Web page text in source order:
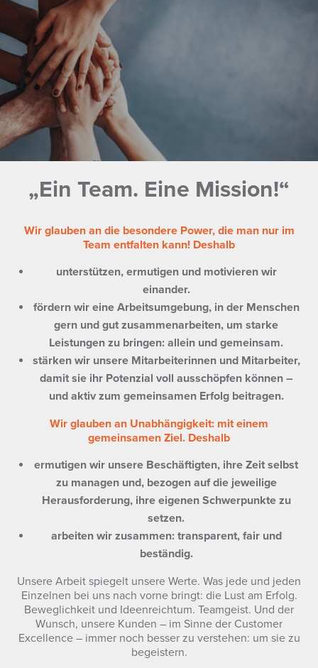
„Ein Team. Eine Mission!“
Wir glauben an die besondere Power, die man nur im
Team entfalten kann! Deshalb
unterstützen, ermutigen und motivieren wir
einander.
fördern wir eine Arbeitsumgebung, in der Menschen
gern und gut zusammenarbeiten, um starke
Leistungen zu bringen: allein und gemeinsam.
stärken wir unsere Mitarbeiterinnen und Mitarbeiter,
damit sie ihr Potenzial voll ausschöpfen können –
und aktiv zum gemeinsamen Erfolg beitragen.
Wir glauben an Unabhängigkeit: mit einem
gemeinsamen Ziel. Deshalb
ermutigen wir unsere Beschäftigten, ihre Zeit selbst
zu managen und, bezogen auf die jeweilige
Herausforderung, ihre eigenen Schwerpunkte zu
setzen.
arbeiten wir zusammen: transparent, fair und
beständig.
Unsere Arbeit spiegelt unsere Werte. Was jede und jeden
Einzelnen bei uns nach vorne bringt: die Lust am Erfolg.
Beweglichkeit und Ideenreichtum. Teamgeist. Und der
Wunsch, unsere Kunden – im Sinne der Customer
Excellence – immer noch besser zu verstehen: um sie zu
begeistern.